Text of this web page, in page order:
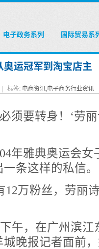
电子政务系列 国际贸易系
运冠军到淘宝店主
| 标签: 电商资讯,电子商务行业资讯
须要转身！‘劳
雅典奥运会女
条这样的私信。
万粉丝，劳丽
，在广州滨江
晚报记者面前